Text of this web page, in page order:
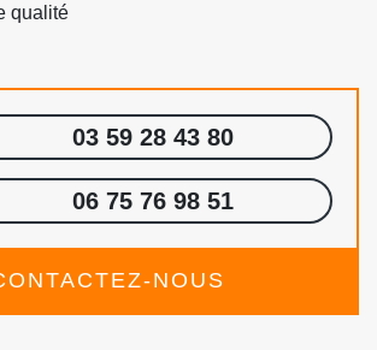
qualité
03 59 28 43 80
06 75 76 98 51
NOUS